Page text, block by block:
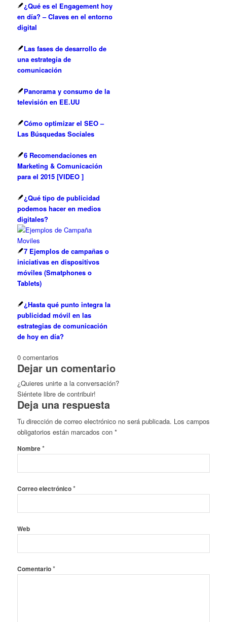
¿Qué es el Engagement hoy
en día? – Claves en el entorno
digital
Las fases de desarrollo de
una estrategia de
comunicación
Panorama y consumo de la
televisión en EE.UU
Cómo optimizar el SEO –
Las Búsquedas Sociales
6 Recomendaciones en
Marketing & Comunicación
para el 2015 [VIDEO ]
¿Qué tipo de publicidad
podemos hacer en medios
digitales?
7 Ejemplos de campañas o
iniciativas en dispositívos
móviles (Smatphones o
Tablets)
¿Hasta qué punto integra la
publicidad móvil en las
estrategias de comunicación
de hoy en día?
0 comentarios
Dejar un comentario
¿Quieres unirte a la conversación?
Siéntete libre de contribuir!
Deja una respuesta
Tu dirección de correo electrónico no será publicada. Los campos
obligatorios están marcados con *
Nombre*
Correo electrónico*
Web
Comentario*